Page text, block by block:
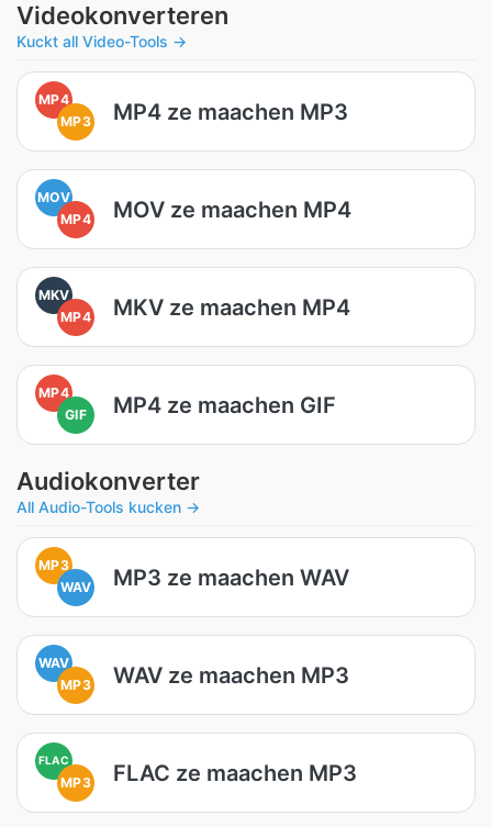
Videokonverteren
Kuckt all Video-Tools →
MP4
MP3
MP4 ze maachen MP3
MOV
MP4
MOV ze maachen MP4
MKV
MP4
MKV ze maachen MP4
MP4
GIF
MP4 ze maachen GIF
Audiokonverter
All Audio-Tools kucken →
MP3
WAV
MP3 ze maachen WAV
WAV
MP3
WAV ze maachen MP3
FLAC
MP3 FLAC ze maachen MP3